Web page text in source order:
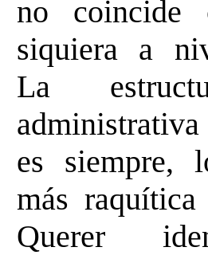
no
siquiera a
La
es siempre,
más
Querer